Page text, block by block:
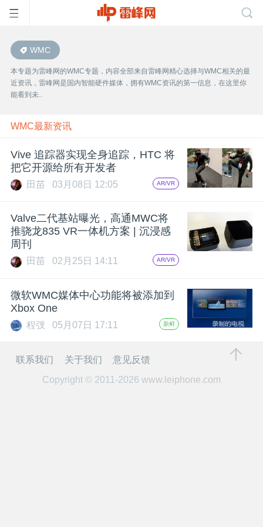
首
页
雷
峰
公
开
课
WMC
本专题为雷峰网的WMC专题，内容全部来自雷峰网精心选择与WMC相关的最
近资讯，雷峰网是国内智能硬件媒体，拥有WMC资讯的第一信息，在这里你
能看到未..
WMC最新资讯
Vive 追踪器实现全身追踪，HTC 将
把它开源给所有开发者
田苗 03月08日 12:05 AR/VR
Valve二代基站曝光，高通MWC将
推骁龙835 VR一体机方案 | 沉浸感
周刊
田苗 02月25日 14:11 AR/VR
微软WMC媒体中心功能将被添加到
Xbox One
程弢 05月07日 17:11 新鲜
联系我们 关于我们
意见反馈
Copyright © 2011-2026 www.leiphone.com